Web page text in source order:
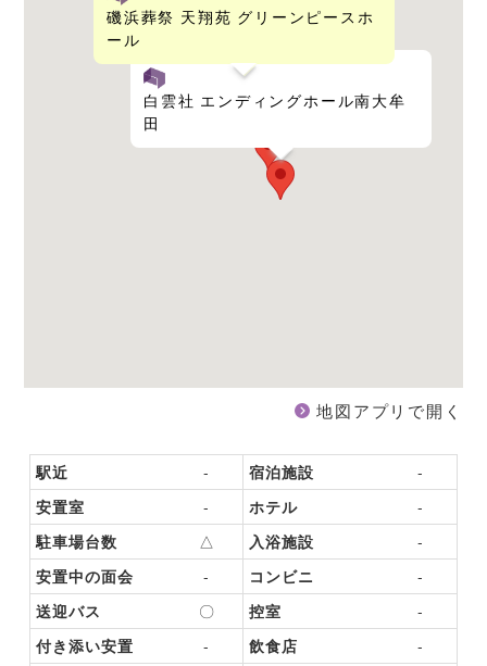
磯浜葬祭 天翔苑 グリーンピースホ
ール
大牟田市葬斎場
白雲社 エンディングホール南大牟
田
地図アプリで開く
駅近 - 宿泊施設
-
安置室
- ホテル
-
駐車場台数
△ 入浴施設
-
安置中の面会
- コンビニ
-
送迎バス
〇 控室
-
付き添い安置
- 飲食店
-